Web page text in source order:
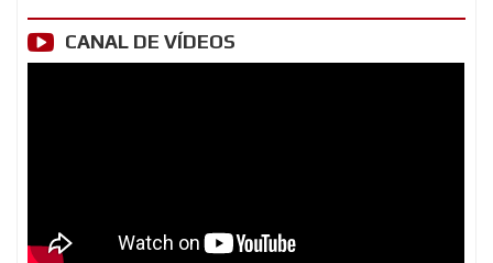
CANAL DE VÍDEOS